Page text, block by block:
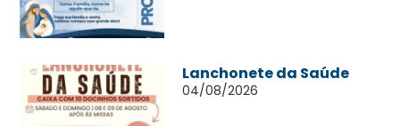
Lanchonete da Saúde
04/08/2026